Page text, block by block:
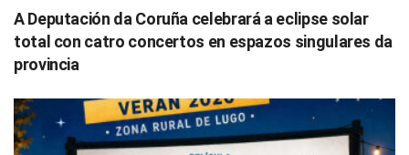
A Deputación da Coruña celebrará a eclipse solar
total con catro concertos en espazos singulares da
provincia